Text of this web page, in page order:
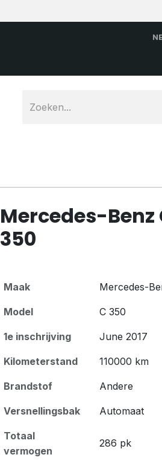
Mercedes-Benz
350
Maak Mercedes-
Model C 350
1e inschrijving June 2017
Kilometerstand 110000 km
Brandstof Andere
Versnellingsbak Automaat
Totaal
vermogen
286 pk